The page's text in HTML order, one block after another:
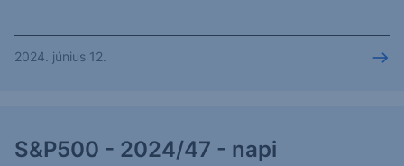
2024. június 12.
S&P500 - 2024/47 - napi